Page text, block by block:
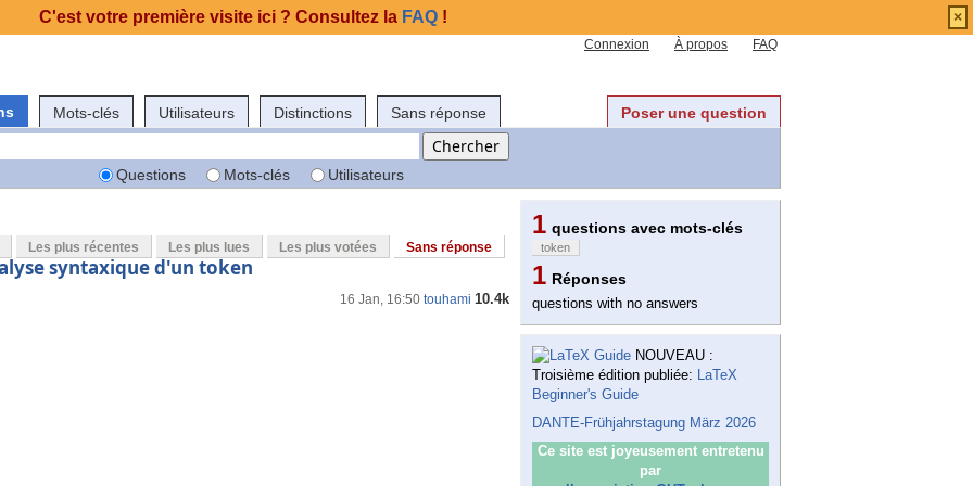
Connexion À propos FAQ
Mots-clés Utilisateurs Distinctions Sans réponse Poser une question
Questions Mots-clés Utilisateurs
Les plus récentes Les plus lues Les plus votées Sans réponse
syntaxique d'un token
16 Jan, 16:50 touhami 10.4k
1 questions avec mots-clés
token
1 Réponses
questions with no answers
NOUVEAU :
Troisième édition publiée: LaTeX
Beginner's Guide
DANTE-Frühjahrstagung März 2026
Ce site est joyeusement entretenu
par
C'est votre première visite ici ? Consultez la FAQ ! ×